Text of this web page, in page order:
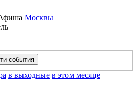
Москвы
в выходные в этом месяце